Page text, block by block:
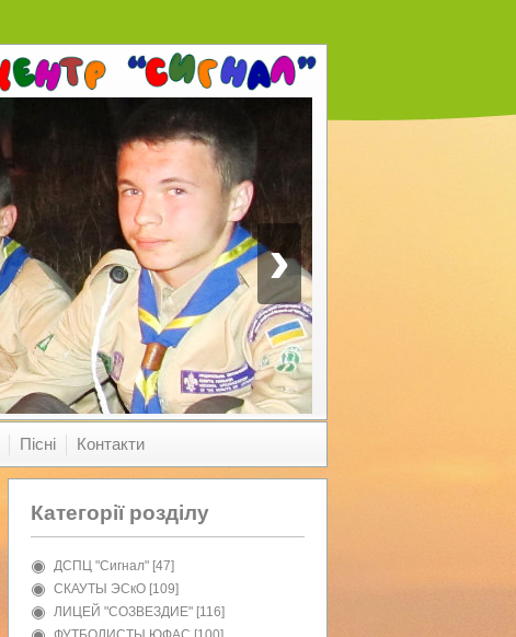
›
Пісні Контакти
Категорії розділу
ДСПЦ "Сигнал" [47]
СКАУТЫ ЭСкО [109]
ЛИЦЕЙ "СОЗВЕЗДИЕ" [116]